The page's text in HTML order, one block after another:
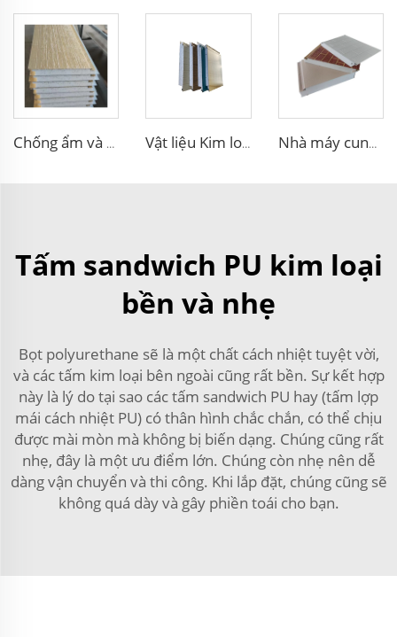
Chống ẩm và Chống thấm Vỏ Nhà Xây dựng Bên ngoài Vách Ngăn Gạch Hoa văn Phào Chỉ Kim loại Cao Su Sandwich Vật liệu Kim loại Xây dựng Cách nhiệt Vật liệu trang trí ngoại thất EPS sandwich panel cách nhiệt Nhà máy cung cấp giá hấp dẫn tấm sandwich EPS chống cháy dày 100mm
Tấm sandwich PU kim loại
bền và nhẹ
Bọt polyurethane sẽ là một chất cách nhiệt tuyệt vời,
và các tấm kim loại bên ngoài cũng rất bền. Sự kết hợp
này là lý do tại sao các tấm sandwich PU hay (tấm lợp
mái cách nhiệt PU) có thân hình chắc chắn, có thể chịu
được mài mòn mà không bị biến dạng. Chúng cũng rất
nhẹ, đây là một ưu điểm lớn. Chúng còn nhẹ nên dễ
dàng vận chuyển và thi công. Khi lắp đặt, chúng cũng sẽ
không quá dày và gây phiền toái cho bạn.